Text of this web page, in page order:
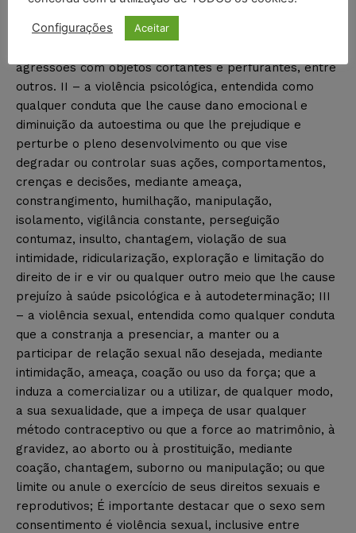
contra a integridade física e saúde corporal da mulher.
agressões com objetos cortantes e perfurantes, entre
outros. II – a violência psicológica, entendida como
qualquer conduta que lhe cause dano emocional e
diminuição da autoestima ou que lhe prejudique e
perturbe o pleno desenvolvimento ou que vise
degradar ou controlar suas ações, comportamentos,
crenças e decisões, mediante ameaça,
constrangimento, humilhação, manipulação,
isolamento, vigilância constante, perseguição
contumaz, insulto, chantagem, violação de sua
intimidade, ridicularização, exploração e limitação do
direito de ir e vir ou qualquer outro meio que lhe cause
prejuízo à saúde psicológica e à autodeterminação; III
– a violência sexual, entendida como qualquer conduta
que a constranja a presenciar, a manter ou a
participar de relação sexual não desejada, mediante
intimidação, ameaça, coação ou uso da força; que a
induza a comercializar ou a utilizar, de qualquer modo,
a sua sexualidade, que a impeça de usar qualquer
método contraceptivo ou que a force ao matrimônio, à
gravidez, ao aborto ou à prostituição, mediante
coação, chantagem, suborno ou manipulação; ou que
limite ou anule o exercício de seus direitos sexuais e
reprodutivos; É importante destacar que o sexo sem
consentimento é violência sexual, inclusive entre
Configurações Aceitar